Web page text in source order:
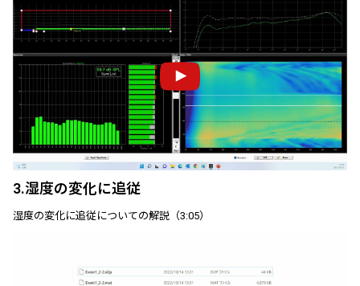
3.湿度の変化に追従
湿度の変化に追従についての解説（3:05）